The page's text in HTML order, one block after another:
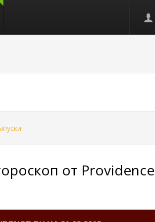
от